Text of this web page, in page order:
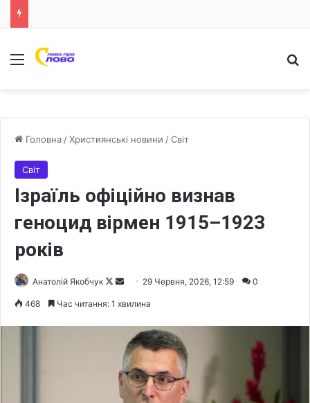
Меню
Головна /Християнські новини /Світ
Світ
Ізраїль офіційно визнав
геноцид вірмен 1915–1923
років
Анатолій Якобчук
F
o
n
a
n
e
29 Червня, 2026, 12:59 0
468 Час читання: 1 хвилина